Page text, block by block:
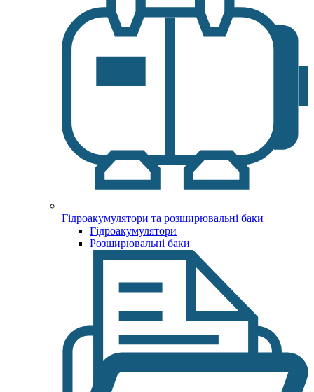
Гідроакумулятори та розширювальні баки
Гідроакумулятори
Розширювальні баки